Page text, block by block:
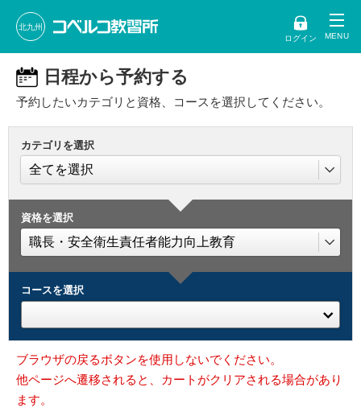
北九州
ログイン
日程から予約する
予約したいカテゴリと資格、コースを選択してください。
カテゴリを選択
資格を選択
コースを選択
ブラウザの戻るボタンを使用しないでください。
他ページへ遷移されると、カートがクリアされる場合があり
ます。